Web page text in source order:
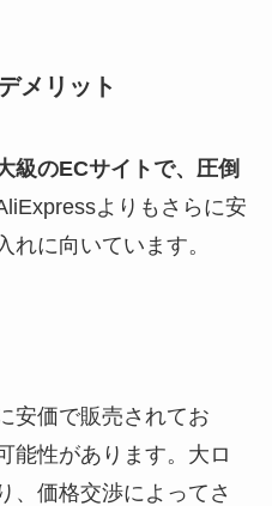
メリット
級のECサイトで、圧倒
よりもさらに安
れに向いています。
安価で販売されてお
能性があります。大ロ
、価格交渉によってさ